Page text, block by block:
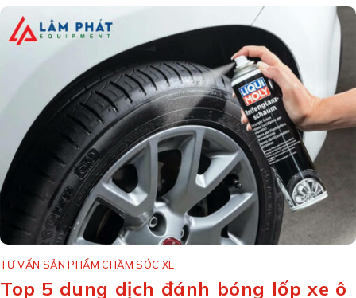
TƯ VẤN SẢN PHẨM CHĂM SÓC XE
Top 5 dung dịch đánh bóng lốp xe ô